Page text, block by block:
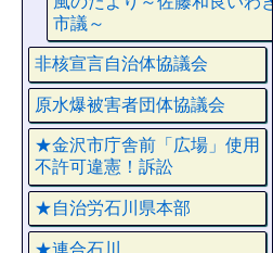
市議～
非核宣言自治体協議会
原水爆被害者団体協議会
★金沢市庁舎前「広場」使用
不許可違憲！訴訟
★自治労石川県本部
★連合石川